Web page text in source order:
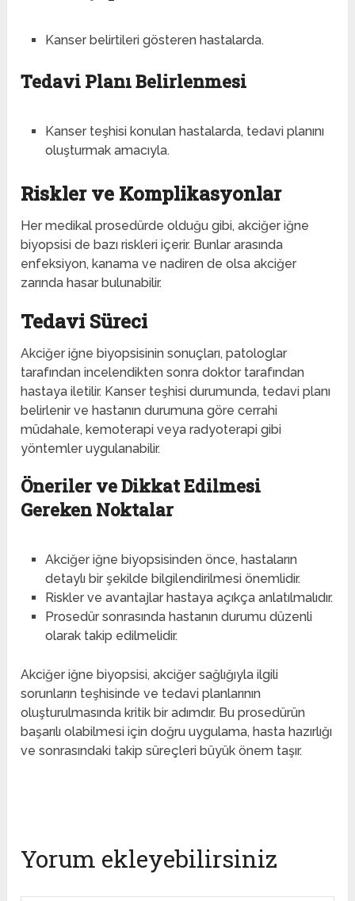
Kanser belirtileri gösteren hastalarda.
Tedavi Planı Belirlenmesi
Kanser teşhisi konulan hastalarda, tedavi planını
oluşturmak amacıyla.
Riskler ve Komplikasyonlar
Her medikal prosedürde olduğu gibi, akciğer iğne
biyopsisi de bazı riskleri içerir. Bunlar arasında
enfeksiyon, kanama ve nadiren de olsa akciğer
zarında hasar bulunabilir.
Tedavi Süreci
Akciğer iğne biyopsisinin sonuçları, patologlar
tarafından incelendikten sonra doktor tarafından
hastaya iletilir. Kanser teşhisi durumunda, tedavi planı
belirlenir ve hastanın durumuna göre cerrahi
müdahale, kemoterapi veya radyoterapi gibi
yöntemler uygulanabilir.
Öneriler ve Dikkat Edilmesi
Gereken Noktalar
Akciğer iğne biyopsisinden önce, hastaların
detaylı bir şekilde bilgilendirilmesi önemlidir.
Riskler ve avantajlar hastaya açıkça anlatılmalıdır.
Prosedür sonrasında hastanın durumu düzenli
olarak takip edilmelidir.
Akciğer iğne biyopsisi, akciğer sağlığıyla ilgili
sorunların teşhisinde ve tedavi planlarının
oluşturulmasında kritik bir adımdır. Bu prosedürün
başarılı olabilmesi için doğru uygulama, hasta hazırlığı
ve sonrasındaki takip süreçleri büyük önem taşır.
Yorum ekleyebilirsiniz